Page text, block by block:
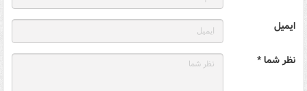
ایمیل
نظر شما *